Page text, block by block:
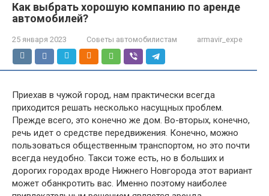
Как выбрать хорошую компанию по аренде
автомобилей?
25 января 2023 Советы автомобилистам armavir_expe
Приехав в чужой город, нам практически всегда
приходится решать несколько насущных проблем.
Прежде всего, это конечно же дом. Во-вторых, конечно,
речь идет о средстве передвижения. Конечно, можно
пользоваться общественным транспортом, но это почти
всегда неудобно. Такси тоже есть, но в больших и
дорогих городах вроде Нижнего Новгорода этот вариант
может обанкротить вас. Именно поэтому наиболее